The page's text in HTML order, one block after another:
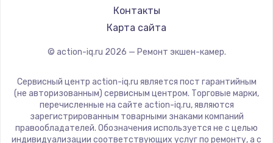
Контакты
Карта сайта
© action-iq.ru 2026 — Ремонт экшен-камер.
Сервисный центр action-iq.ru является пост гарантийным
(не авторизованным) сервисным центром. Торговые марки,
перечисленные на сайте action-iq.ru, являются
зарегистрированным товарными знаками компаний
правообладателей. Обозначения используется не с целью
индивидуализации соответствующих услуг по ремонту, а с